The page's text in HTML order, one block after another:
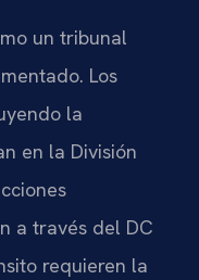
un tribunal
Los
la
en la División
a través del DC
requieren la